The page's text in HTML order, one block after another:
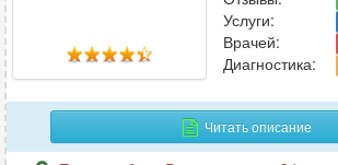
Гастроэнтерология
Услуги:
Врачей:
Диагностика:
Читать описание